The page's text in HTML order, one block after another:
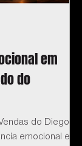
em
do
do Diego
emocional em